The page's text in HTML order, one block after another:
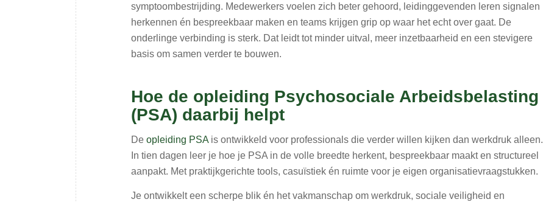
symptoombestrijding. Medewerkers voelen zich beter gehoord, leidinggevenden leren signalen
herkennen én bespreekbaar maken en teams krijgen grip op waar het echt over gaat. De
onderlinge verbinding is sterk. Dat leidt tot minder uitval, meer inzetbaarheid en een stevigere
basis om samen verder te bouwen.
Hoe de opleiding Psychosociale Arbeidsbelasting
(PSA) daarbij helpt
De opleiding PSAis ontwikkeld voor professionals die verder willen kijken dan werkdruk alleen.
In tien dagen leer je hoe je PSA in de volle breedte herkent, bespreekbaar maakt en structureel
aanpakt. Met praktijkgerichte tools, casuïstiek én ruimte voor je eigen organisatievraagstukken.
Je ontwikkelt een scherpe blik én het vakmanschap om werkdruk, sociale veiligheid en